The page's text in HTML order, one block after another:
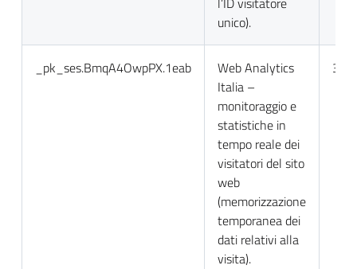
unico).
_pk_ses.BmqA4OwpPX.1eab
Web Analytics
Italia –
monitoraggio e
statistiche in
tempo reale dei
visitatori del sito
web
(memorizzazione
temporanea dei
dati relativi alla
visita).
30